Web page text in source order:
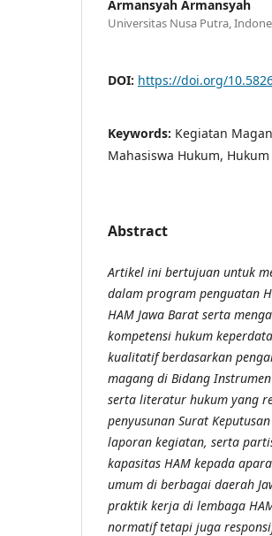
Armansyah Armansyah
Universitas Nusa Putra,
DOI: https://doi.org/
Keywords: Kegiatan
Mahasiswa Hukum,
Abstract
Artikel ini bertujuan untuk
dalam program penguatan
HAM Jawa Barat serta
kompetensi hukum
kualitatif berdasarkan
magang di Bidang
serta literatur hukum yang
penyusunan Surat
laporan kegiatan, serta
kapasitas HAM kepada
umum di berbagai daerah
praktik kerja di lembaga
normatif tetapi juga